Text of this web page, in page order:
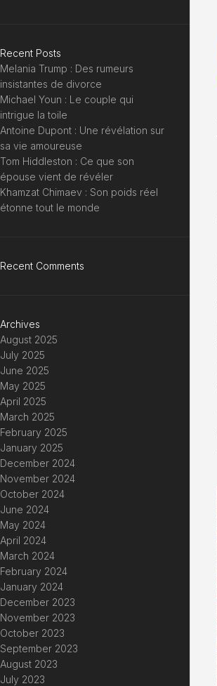
Recent Posts
Melania Trump : Des rumeurs
insistantes de divorce
Michael Youn : Le couple qui
intrigue la toile
Antoine Dupont : Une révélation sur
sa vie amoureuse
Tom Hiddleston : Ce que son
épouse vient de révéler
Khamzat Chimaev : Son poids réel
étonne tout le monde
Recent Comments
Archives
August 2025
July 2025
June 2025
May 2025
April 2025
March 2025
February 2025
January 2025
December 2024
November 2024
October 2024
June 2024
May 2024
April 2024
March 2024
February 2024
January 2024
December 2023
November 2023
October 2023
September 2023
August 2023
July 2023